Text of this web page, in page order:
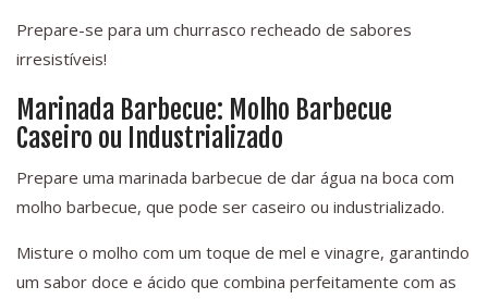
Prepare-se para um churrasco recheado de sabores
irresistíveis!
Marinada Barbecue: Molho Barbecue
Caseiro ou Industrializado
Prepare uma marinada barbecue de dar água na boca com
molho barbecue, que pode ser caseiro ou industrializado.
Misture o molho com um toque de mel e vinagre, garantindo
um sabor doce e ácido que combina perfeitamente com as